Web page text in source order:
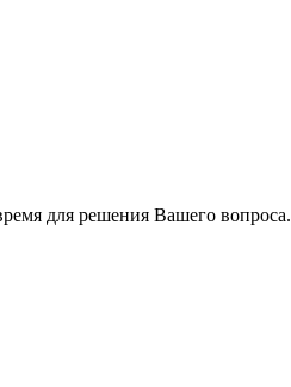
для решения Вашего вопроса.